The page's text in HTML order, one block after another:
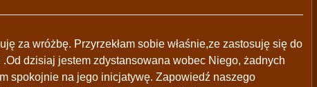
za wróżbę. Przyrzekłam sobie właśnie,ze zastosuję się do
dzisiaj jestem zdystansowana wobec Niego, żadnych
spokojnie na jego inicjatywę. Zapowiedź naszego